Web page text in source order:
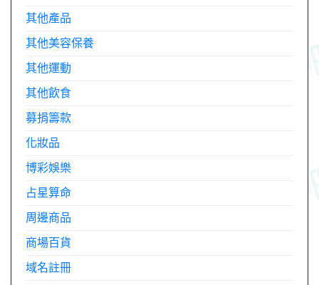
其他產品
其他美容保養
其他運動
其他飲食
募捐籌款
化妝品
博彩娛樂
占星算命
周邊商品
商場百貨
域名註冊